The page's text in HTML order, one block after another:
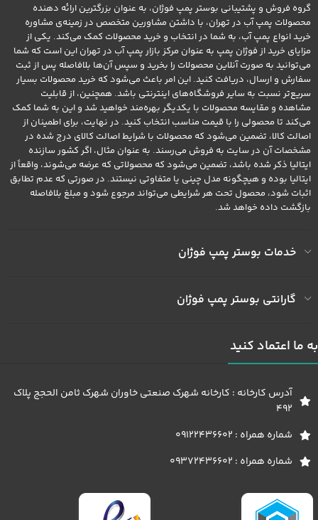
گروه فروش و پشتیبانی بوستر پمپ فوژان، به عنوان بزرگترین ارائه دهنده
محصولات پمپ آب در تهران، با داشتن مشاورین متخصص در زمینه‌ی مشاوره
خرید انواع پمپ آب، به شما در انتخاب و خرید محصولات کمک می‌کند. یکی از
مزایای خرید از فوژان پمپ به عنوان مرکز بازار پمپ آب در تهران این است که شما
می‌توانید به صورت آنلاین محصولات را بخرید و سپس آن‌ها بلافاصله پس از ثبت
سفارش و ارسال، دریافت کنید. این امر باعث می‌شود که خرید محصولات بسیار
سریع‌تر نسبت به سایر فروشگاه‌های اینترنتی باشد. همچنین، از قابلیت
مشاهده و مقایسه محصولات با یکدیگر بهره‌مند خواهید شد و این به شما کمک
می‌کند تا محصولی را با قیمت مناسب انتخاب کنید. در نهایت، برای اطمینان از
اصالت کالا، تضمین می‌شود که محصولات با شرایط اصالت کالای درج شده در
مشخصات آن در سایت به فروش می‌رسند. به عنوان مثال، اگر کشور سازنده
ایتالیا ذکر شده باشد، تضمین می‌شود که محصولاتی که عرضه می‌شوند، واقعاً از
ایتالیا بوده و هیچگونه مدل چینی یا متفاوتی نیستند. در صورتی که عدم تطابق
اثبات شود، محصول تحت هر شرایطی می‌تواند مرجوع شود و مبلغ بلافاصله
بازگشت داده خواهد شد.
خدمات بوستر پمپ فوژان
گارانتی بوستر پمپ فوژان
به ما اعتماد کنید
آدرس کارخانه : کارخانه شهرک صنعتی خاوران شهرک ثامن الحجج پلاک
492
شماره همراه : 09122436602
شماره همراه : 09372436602